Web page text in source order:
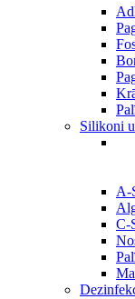
Silikoni
A-
C-